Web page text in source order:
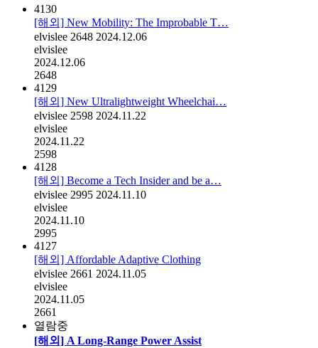
4130
[해외] New Mobility: The Improbable T…
elvislee 2648 2024.12.06
elvislee
2024.12.06
2648
4129
[해외] New Ultralightweight Wheelchai…
elvislee 2598 2024.11.22
elvislee
2024.11.22
2598
4128
[해외] Become a Tech Insider and be a…
elvislee 2995 2024.11.10
elvislee
2024.11.10
2995
4127
[해외] Affordable Adaptive Clothing
elvislee 2661 2024.11.05
elvislee
2024.11.05
2661
열람중
[해외] A Long-Range Power Assist